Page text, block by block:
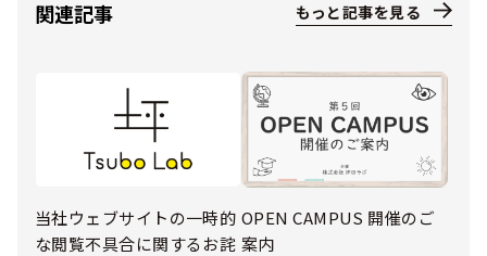
関連記事 もっと記事を見る
当社ウェブサイトの一時的
な閲覧不具合に関するお詫
OPEN CAMPUS 開催のご
案内